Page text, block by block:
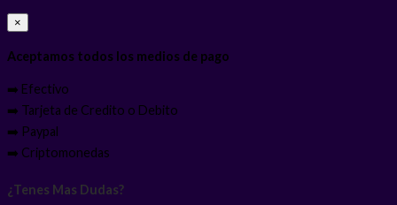
×
Aceptamos todos los medios de pago
➡️ Efectivo
➡️ Tarjeta de Credito o Debito
➡️ Paypal
➡️ Criptomonedas
¿Tenes Mas Dudas?